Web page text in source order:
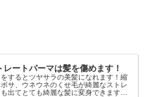
ートパーマは髪を傷めます！
するとツヤサラの美髪になれます！縮
サ、ウネウネのくせ毛が綺麗なストレ
出てとても綺麗な髪に変身できます！